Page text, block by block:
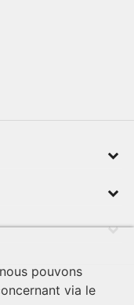
pouvons
via le